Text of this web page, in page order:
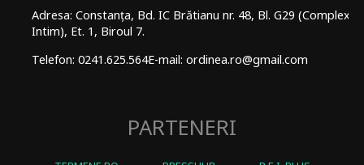
Adresa: Constanța, Bd. IC Brătianu nr. 48, Bl. G29 (Complex
Intim), Et. 1, Biroul 7.
Telefon: 0241.625.564E-mail: ordinea.ro@gmail.com
PARTENERI